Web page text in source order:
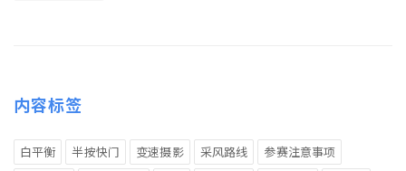
内容标签
白平衡 半按快门 变速摄影 采风路线
参赛注意事项